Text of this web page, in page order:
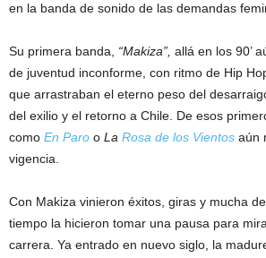
en la banda de sonido de las demandas
Su primera banda, “Makiza”, allá en los 90’
de juventud inconforme, con ritmo de Hip
que arrastraban el eterno peso del
del exilio y el retorno a Chile. De esos
como En Paro o La Rosa de los Vientos aún
vigencia.
Con Makiza vinieron éxitos, giras y mucha
tiempo la hicieron tomar una pausa para
carrera. Ya entrado en nuevo siglo, la